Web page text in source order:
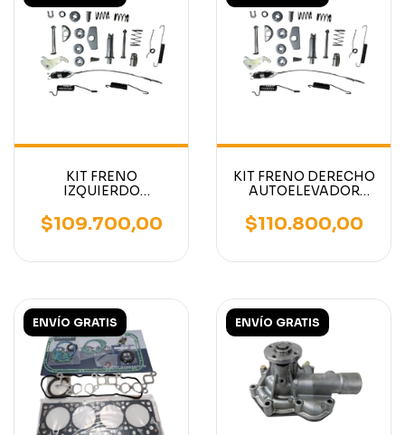
KIT FRENO
IZQUIERDO
MITSUBISHI - TCM -
NISSAN
$109.700,00
KIT FRENO DERECHO
AUTOELEVADOR
NISSAN
$110.800,00
ENVÍO GRATIS ENVÍO GRATIS